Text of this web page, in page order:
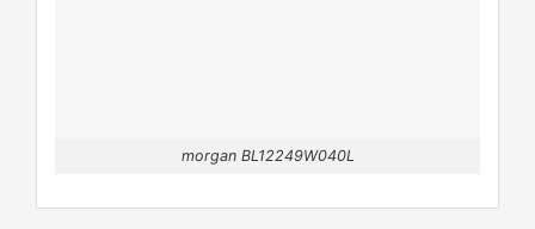
morgan BL12249W040L